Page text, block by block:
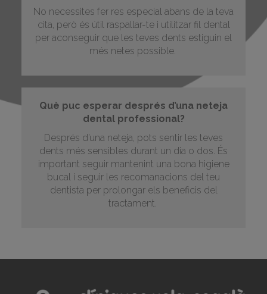
No necessites fer res especial abans de la teva
cita, però és útil raspallar-te i utilitzar fil dental
per aconseguir que les teves dents estiguin el
més netes possible.
Què puc esperar després d’una neteja
dental professional?
Després d’una neteja, pots sentir les teves
dents més sensibles durant un dia o dos. És
important seguir mantenint una bona higiene
bucal i seguir les recomanacions del teu
dentista per prolongar els beneficis del
tractament.